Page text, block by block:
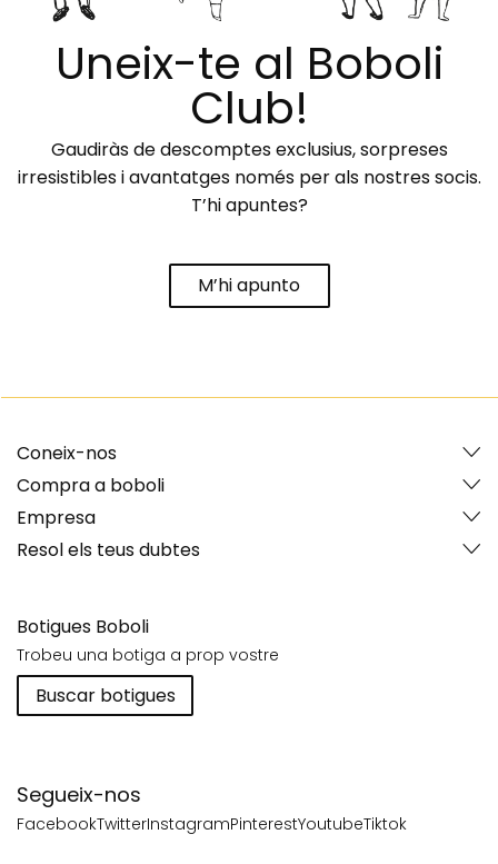
Uneix-te al Boboli
Club!
Gaudiràs de descomptes exclusius, sorpreses
irresistibles i avantatges només per als nostres socis.
T’hi apuntes?
M’hi apunto
Segueix-nos
FacebookTwitterInstagramPinterestYoutubeTiktok
Coneix-nos
Compra a boboli
Empresa
Resol els teus dubtes
Botigues Boboli
Trobeu una botiga a prop vostre
Buscar botigues